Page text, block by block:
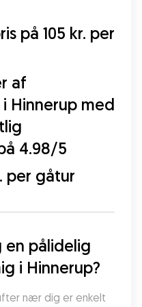
på 105 kr. per
af
Hinnerup med
4.98/5
per gåtur
en pålidelig
i Hinnerup?
nær dig er enkelt